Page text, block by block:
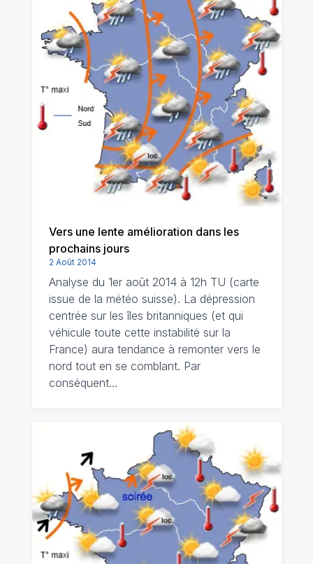
Vers une lente amélioration dans les
prochains jours
2 Août 2014
Analyse du 1er août 2014 à 12h TU (carte
issue de la météo suisse). La dépression
centrée sur les îles britanniques (et qui
véhicule toute cette instabilité sur la
France) aura tendance à remonter vers le
nord tout en se comblant. Par
conséquent…